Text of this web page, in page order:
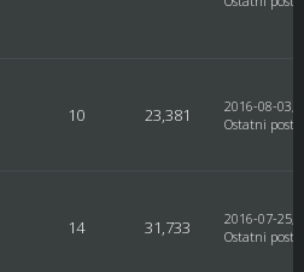
10 23,381
2016-08-03,
Ostatni post
14 31,733
2016-07-25,
Ostatni post